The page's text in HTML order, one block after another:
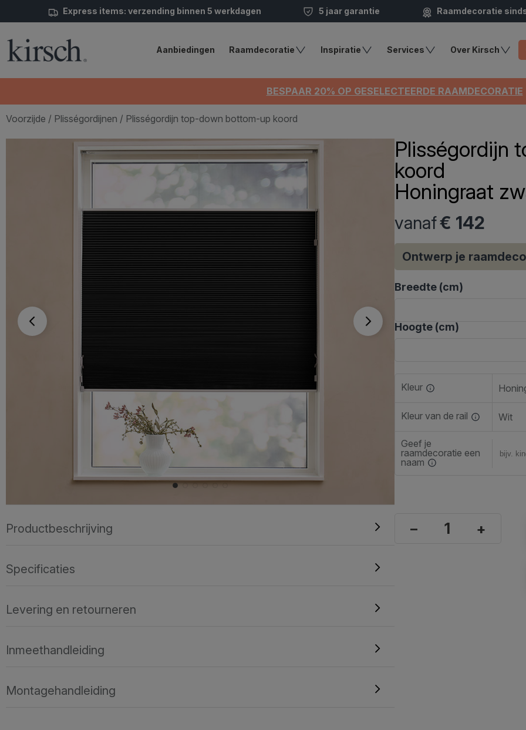
Express items: verzending binnen 5 werkdagen 5 jaar garantie Raamdecoratie
Aanbiedingen Raamdecoratie Inspiratie Services Over Kirsch
BESPAAR 20% OP GESELECTEERDE RAAMDECORATIE
Voorzijde / Plisségordijnen / Plisségordijn top-down bottom-up koord
Productbeschrijving
Specificaties
Levering en retourneren
Inmeethandleiding
Montagehandleiding
Plisségordijn
koord
Honingraat
vanaf€ 142
Ontwerp je
Breedte (cm)
Hoogte (cm)
Kleur
Kleur van de rail Wit
Geef je
raamdecoratie een
naam
– +